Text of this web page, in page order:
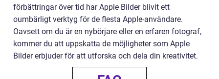
förbättringar över tid har Apple Bilder blivit ett
oumbärligt verktyg för de flesta Apple-användare.
Oavsett om du är en nybörjare eller en erfaren fotograf,
kommer du att uppskatta de möjligheter som Apple
Bilder erbjuder för att utforska och dela din kreativitet.